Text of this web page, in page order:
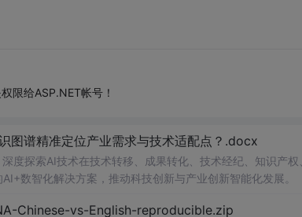
限给ASP.NET帐号！
图谱精准定位产业需求与技术适配点？.docx
度探索AI技术在技术转移、成果转化、技术经纪、知识产
数智化解决方案，推动科技创新与产业创新智能化发展。
Chinese-vs-English-reproducible.zip